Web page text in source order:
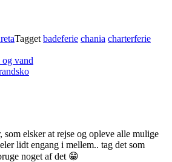
Tagget badeferie chania charterferie
vand
som elsker at rejse og opleve alle mulige
lidt engang i mellem.. tag det som
noget af det 😁